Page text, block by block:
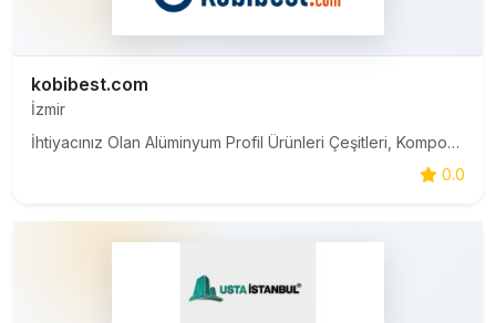
kobibest.com
İzmir
İhtiyacınız Olan Alüminyum Profil Ürünleri Çeşitleri, Kompozit Cephe Kaplama, PVC Aksesuarları, Yalıtım ve Montaj Malzemeleri Uygun Fiyatla Kobibest.com'da.
0.0